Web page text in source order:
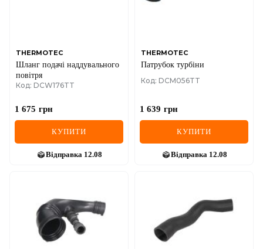
SMART
SSANGYONG
SUZUKI
TESLA
VOLVO
VW
THERMOTEC
Шланг подачі наддувального
повітря
Код: DCW176TT
1 675 грн
КУПИТИ
Відправка 12.08
THERMOTEC
Патрубок турбіни
Код: DCM056TT
1 639 грн
КУПИТИ
Відправка 12.08